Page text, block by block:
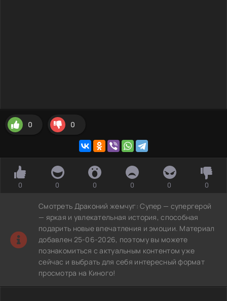
0 0
0 0 0 0 0 0
Смотреть Драконий жемчуг: Супер — супергерой
— яркая и увлекательная история, способная
подарить новые впечатления и эмоции. Материал
добавлен 25-06-2026, поэтому вы можете
познакомиться с актуальным контентом уже
сейчас и выбрать для себя интересный формат
просмотра на Киного!